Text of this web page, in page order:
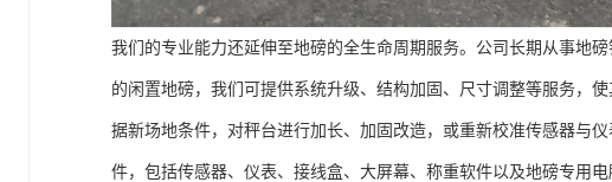
我们的专业能力还延伸至地磅的全生命周期服务。公司长期从事地
的闲置地磅，我们可提供系统升级、结构加固、尺寸调整等服务，
据新场地条件，对秤台进行加长、加固改造，或重新校准传感器与
件，包括传感器、仪表、接线盒、大屏幕、称重软件以及地磅专用